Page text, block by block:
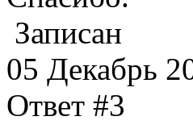
Записан
05 Декабрь
Ответ #3